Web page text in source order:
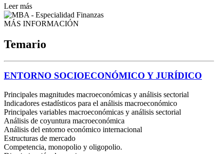
Leer más
MÁS INFORMACIÓN
Temario
ENTORNO SOCIOECONÓMICO Y JURÍDICO
Principales magnitudes macroeconómicas y análisis sectorial
Indicadores estadísticos para el análisis macroeconómico
Principales variables macroeconómicas y análisis sectorial
Análisis de coyuntura macroeconómica
Análisis del entorno económico internacional
Estructuras de mercado
Competencia, monopolio y oligopolio.